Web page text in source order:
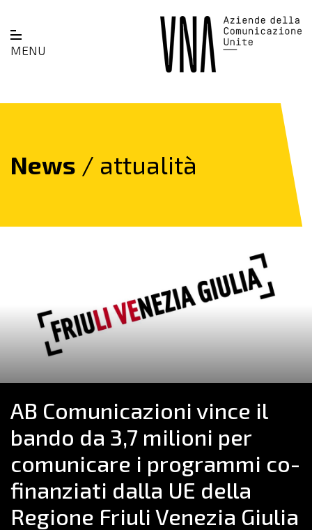
MENU
News / attualità
AB Comunicazioni vince il
bando da 3,7 milioni per
comunicare i programmi co-
finanziati dalla UE della
Regione Friuli Venezia Giulia